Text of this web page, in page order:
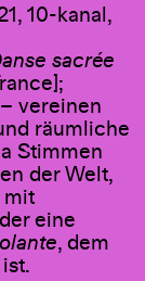
10-kanal,
sacrée
vereinen
räumliche
Stimmen
der Welt,
mit
eine
, dem
ist.